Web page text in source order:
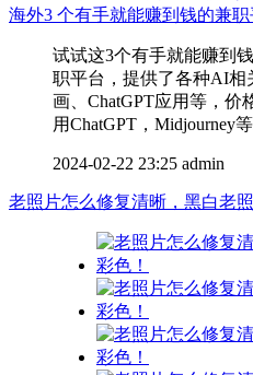
海外3 个有手就能赚到钱的兼职
试试这3个有手就能赚到
职平台，提供了各种AI
画、ChatGPT应用等，价
用ChatGPT，Midjourney
2024-02-22 23:25 admin
老照片怎么修复清晰，黑白老